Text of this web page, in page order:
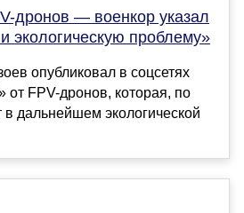
дронов — военкор указал
экологическую проблему»
опубликовал в соцсетях
от FPV-дронов, которая, по
в дальнейшем экологической